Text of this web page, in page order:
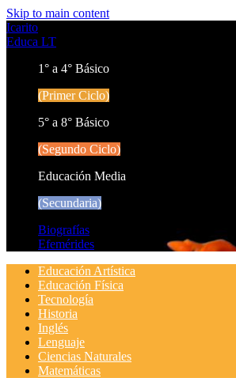
Skip to main content
Icarito
Educa LT
1° a 4° Básico
(Primer Ciclo)
5° a 8° Básico
(Segundo Ciclo)
Educación Media
(Secundaria)
Biografías
Efemérides
Educación Artística
Educación Física
Tecnología
Historia
Inglés
Lenguaje
Ciencias Naturales
Matemáticas